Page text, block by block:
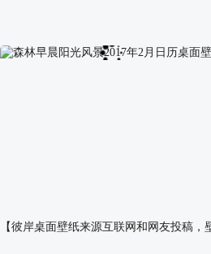
森林树桩风景2016年6月日历桌面壁纸
【彼岸桌面壁纸来源互联网和网友投稿